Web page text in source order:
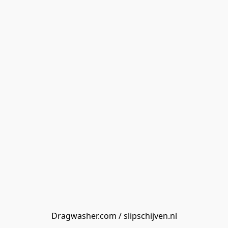
Dragwasher.com / slipschijven.nl